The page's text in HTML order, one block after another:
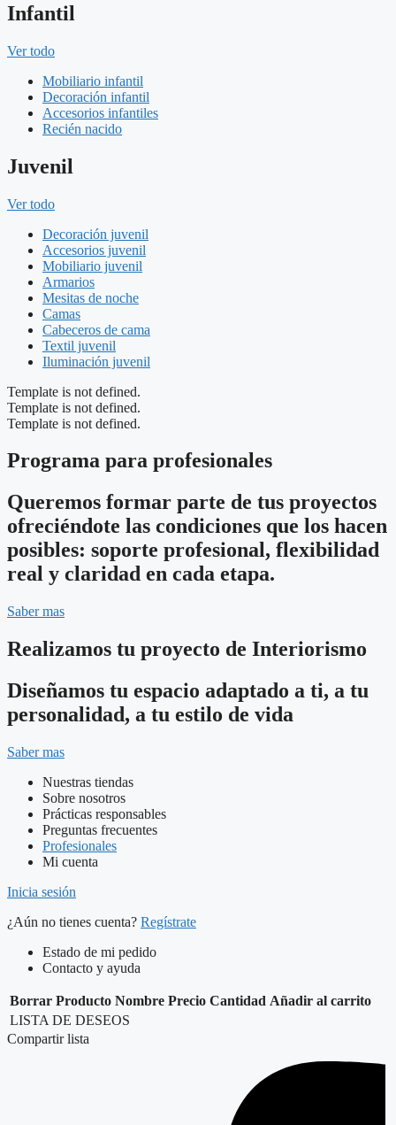
Infantil
Ver todo
Mobiliario infantil
Decoración infantil
Accesorios infantiles
Recién nacido
Juvenil
Ver todo
Decoración juvenil
Accesorios juvenil
Mobiliario juvenil
Armarios
Mesitas de noche
Camas
Cabeceros de cama
Textil juvenil
Iluminación juvenil
Template is not defined.
Template is not defined.
Template is not defined.
Programa para profesionales
Queremos formar parte de tus proyectos
ofreciéndote las condiciones que los hacen
posibles: soporte profesional, flexibilidad
real y claridad en cada etapa.
Saber mas
Realizamos tu proyecto de Interiorismo
Diseñamos tu espacio adaptado a ti, a tu
personalidad, a tu estilo de vida
Saber mas
Nuestras tiendas
Sobre nosotros
Prácticas responsables
Preguntas frecuentes
Profesionales
Mi cuenta
Inicia sesión
¿Aún no tienes cuenta? Regístrate
Estado de mi pedido
Contacto y ayuda
Borrar Producto Nombre Precio Cantidad Añadir al carrito
LISTA DE DESEOS
Compartir lista